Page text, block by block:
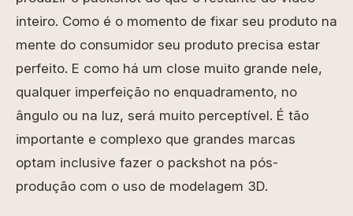
inteiro. Como é o momento de fixar seu produto na
mente do consumidor seu produto precisa estar
perfeito. E como há um close muito grande nele,
qualquer imperfeição no enquadramento, no
ângulo ou na luz, será muito perceptível. É tão
importante e complexo que grandes marcas
optam inclusive fazer o packshot na pós-
produção com o uso de modelagem 3D.